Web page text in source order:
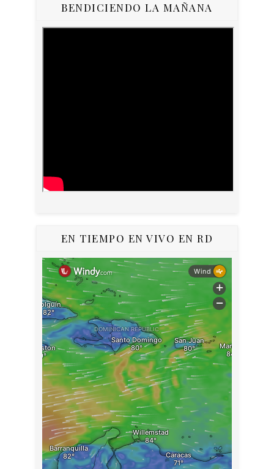
BENDICIENDO LA MAÑANA
EN TIEMPO EN VIVO EN RD